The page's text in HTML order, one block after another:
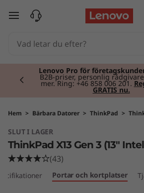
T
P
a
d
X
hoppa vidare till huvudinnehållet
Lenovo Pro för
B2B-priser, personlig
mer. Ring: +46 858 006 201.
GRATIS nu.
Currently displaying item 2 of 2
Hem > Bärbara Datorer > ThinkPad >
SLUT I LAGER
ThinkPad X13 Gen 3 (13"
(43)
Portar och kortplatser